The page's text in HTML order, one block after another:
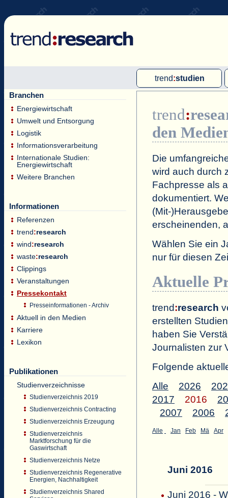
trend:studien
Single-Client-Studien
Internationale Markt Reports
Branchen
Energiewirtschaft
Umwelt und Entsorgung
Logistik
Informationsverarbeitung
Internationale Studien:
Energiewirtschaft
Weitere Branchen
Informationen
Referenzen
trend:research
wind:research
waste:research
Clippings
Veranstaltungen
Pressekontakt
Presseinformationen - Archiv
Aktuell in den Medien
Karriere
Lexikon
Publikationen
Studienverzeichnisse
Studienverzeichnis 2019
Studienverzeichnis Contracting
Studienverzeichnis Erzeugung
Studienverzeichnis
Marktforschung für die
Gaswirtschaft
Studienverzeichnis Netze
Studienverzeichnis Regenerative
Energien, Nachhaltigkeit
Studienverzeichnis Shared
trend:
den
Die
wird auch durch
Fachpresse als
dokumentiert.
(Mit-
erscheinenden,
Wählen Sie ein
nur für diesen
Aktuelle
trend:research
erstellten
haben Sie
Journalisten zur
Folgende
Alle
2026
2017
2016
2007
2006
Alle Jan Feb Mä Apr
Juni 2016
Juni 2016 -